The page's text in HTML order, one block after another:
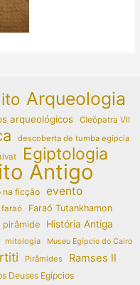
Arqueologia
arqueológicos Cleópatra VII
descoberta de tumba egípcia
Egiptologia
Antigo
na ficção evento
faraó Faraó Tutankhamon
pirâmide
História Antiga
mitologia Museu Egípcio do Cairo
Pirâmides Ramses II
Deuses Egípcios